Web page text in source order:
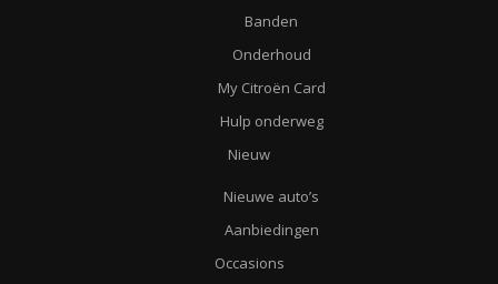
Banden
Onderhoud
My Citroën Card
Hulp onderweg
Nieuw
Nieuwe auto’s
Aanbiedingen
Occasions